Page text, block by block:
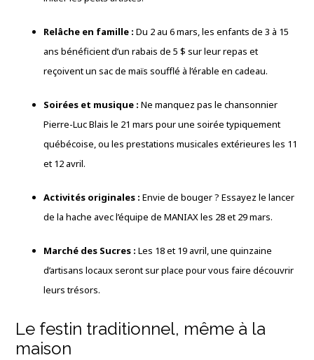
Relâche en famille : Du 2 au 6 mars, les enfants de 3 à 15
ans bénéficient d’un rabais de 5 $ sur leur repas et
reçoivent un sac de maïs soufflé à l’érable en cadeau.
Soirées et musique : Ne manquez pas le chansonnier
Pierre-Luc Blais le 21 mars pour une soirée typiquement
québécoise, ou les prestations musicales extérieures les 11
et 12 avril.
Activités originales : Envie de bouger ? Essayez le lancer
de la hache avec l’équipe de MANIAX les 28 et 29 mars.
Marché des Sucres : Les 18 et 19 avril, une quinzaine
d’artisans locaux seront sur place pour vous faire découvrir
leurs trésors.
Le festin traditionnel, même à la
maison